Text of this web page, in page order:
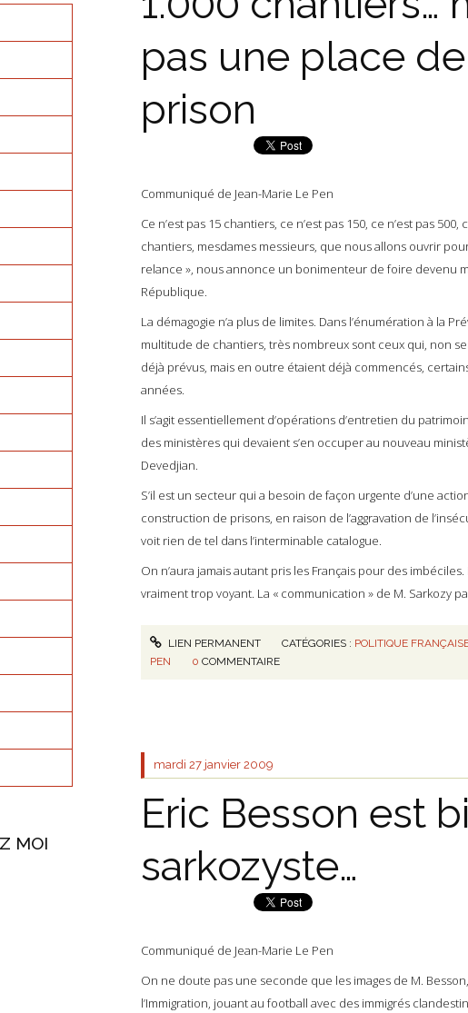
MOI
pas une place de
prison
Communiqué de Jean-Marie Le Pen
Ce n’est pas 15 chantiers, ce n’est pas 150, ce n’est pas 500,
chantiers, mesdames messieurs, que nous allons ouvrir
relance », nous annonce un bonimenteur de foire devenu
République.
La démagogie n’a plus de limites. Dans l’énumération à la
multitude de chantiers, très nombreux sont ceux qui, non
déjà prévus, mais en outre étaient déjà commencés,
années.
Il s’agit essentiellement d’opérations d’entretien du
des ministères qui devaient s’en occuper au nouveau
Devedjian.
S’il est un secteur qui a besoin de façon urgente d’une action
construction de prisons, en raison de l’aggravation de
voit rien de tel dans l’interminable catalogue.
On n’aura jamais autant pris les Français pour des imbéciles.
vraiment trop voyant. La « communication » de M. Sarkozy
LIEN PERMANENT CATÉGORIES : POLITIQUE
PEN
0 COMMENTAIRE
mardi 27 janvier 2009
Eric Besson est
sarkozyste…
Communiqué de Jean-Marie Le Pen
On ne doute pas une seconde que les images de M.
l’Immigration, jouant au football avec des immigrés